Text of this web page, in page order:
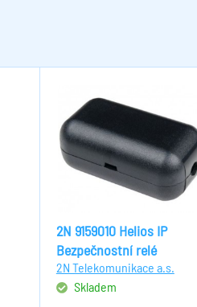
2N 9159010 Helios IP
Bezpečnostní relé
2N Telekomunikace a.s.
Skladem